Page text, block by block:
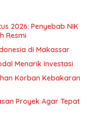
2026: Penyebab NIK
Resmi
di Makassar
Menarik Investasi
Korban Kebakaran
Proyek Agar Tepat